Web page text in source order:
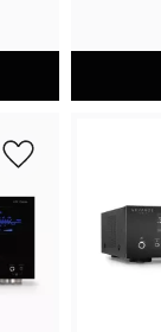
Lägg till i favoriter